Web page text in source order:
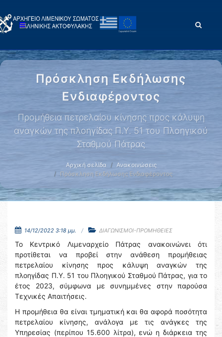
Πρόσκληση Εκδήλωσης
Ενδιαφέροντος
Προμήθεια πετρελαίου κίνησης προς κάλυψη
αναγκών της πλοηγίδας Π.Υ. 51 του Πλοηγικού
Σταθμού Πάτρας
Αρχική σελίδα
Ανακοινώσεις
Πρόσκληση Εκδήλωσης Ενδιαφέροντος
14/12/2022 3:18 μμ. ΔΙΑΓΩΝΙΣΜΟΙ-ΠΡΟΜΗΘΕΙΕΣ
Το Κεντρικό Λιμεναρχείο Πάτρας ανακοινώνει ότι
προτίθεται να προβεί στην ανάθεση προμήθειας
πετρελαίου κίνησης προς κάλυψη αναγκών της
πλοηγίδας Π.Υ. 51 του Πλοηγικού Σταθμού Πάτρας, για το
έτος 2023, σύμφωνα με συνημμένες στην παρούσα
Τεχνικές Απαιτήσεις.
Η προμήθεια θα είναι τμηματική και θα αφορά ποσότητα
πετρελαίου κίνησης, ανάλογα με τις ανάγκες της
Υπηρεσίας (περίπου 15.600 λίτρα), ενώ η διάρκεια της